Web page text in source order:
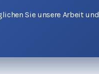
Sie unsere Arbeit und